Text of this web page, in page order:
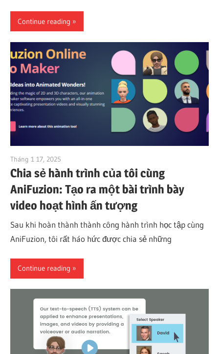
Continue reading
Tháng 1 17, 2025
Chia sẻ hành trình của tôi cùng
AniFuzion: Tạo ra một bài trình bày
video hoạt hình ấn tượng
Sau khi hoàn thành thành công hành trình học tập cùng
AniFuzion, tôi rất háo hức được chia sẻ những
Continue reading